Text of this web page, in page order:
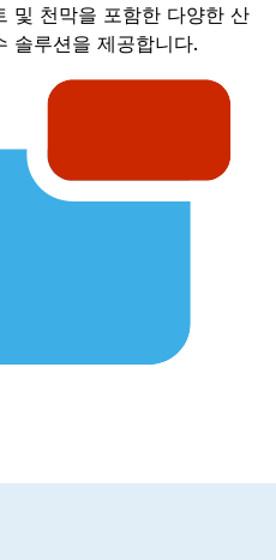
및 천막을 포함한 다양한 산
솔루션을 제공합니다.